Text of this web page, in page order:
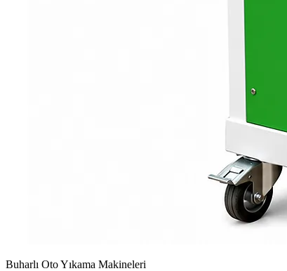
Buharlı Oto Yıkama Makineleri